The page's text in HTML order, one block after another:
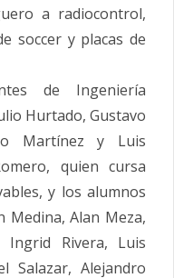
a radiocontrol,
soccer y placas de
de Ingeniería
Hurtado, Gustavo
Martínez y Luis
quien cursa
y los alumnos
Medina, Alan Meza,
Ingrid Rivera, Luis
Salazar, Alejandro